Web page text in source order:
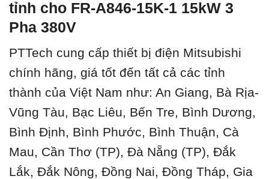
tỉnh cho FR-A846-15K-1 15kW 3
Pha 380V
PTTech cung cấp thiết bị điện Mitsubishi
chính hãng, giá tốt đến tất cả các tỉnh
thành của Việt Nam như: An Giang, Bà Rịa-
Vũng Tàu, Bạc Liêu, Bến Tre, Bình Dương,
Bình Định, Bình Phước, Bình Thuận, Cà
Mau, Cần Thơ (TP), Đà Nẵng (TP), Đắk
Lắk, Đắk Nông, Đồng Nai, Đồng Tháp, Gia